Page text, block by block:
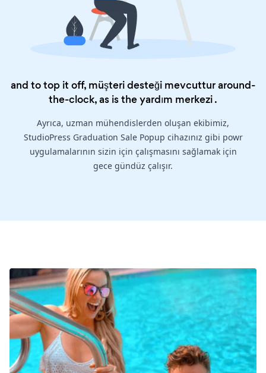
and to top it off, müşteri desteği mevcuttur around-
the-clock, as is theyardım merkezi.
Ayrıca, uzman mühendislerden oluşan ekibimiz,
StudioPress Graduation Sale Popup cihazınız gibi powr
uygulamalarının sizin için çalışmasını sağlamak için
gece gündüz çalışır.